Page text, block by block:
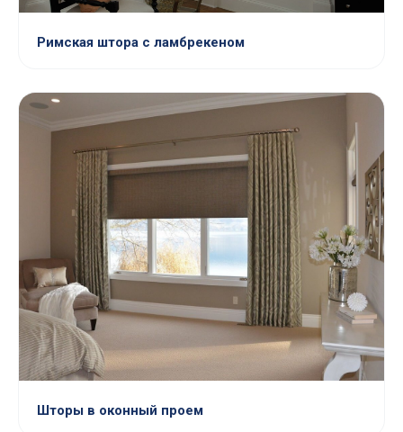
Римская штора с ламбрекеном
Шторы в оконный проем